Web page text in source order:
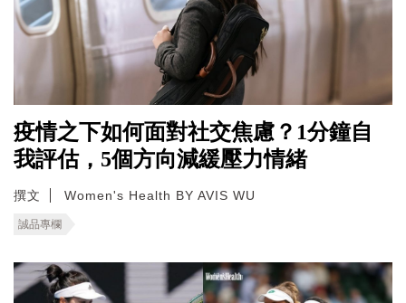
疫情之下如何面對社交焦慮？1分鐘自
我評估，5個方向減緩壓力情緒
撰文 Women's Health BY AVIS WU
誠品專欄